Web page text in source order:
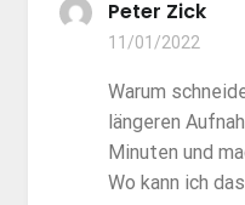
Peter Zick
11/01/2022
Warum
längeren
Minuten und
Wo kann ich